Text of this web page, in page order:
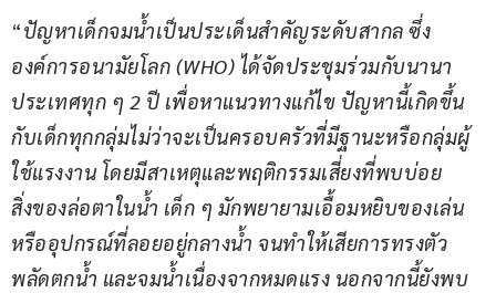
“ปัญหาเด็กจมน้ำเป็นประเด็นสำคัญระดับสากล ซึ่ง
องค์การอนามัยโลก (WHO) ได้จัดประชุมร่วมกับนานา
ประเทศทุก ๆ 2 ปี เพื่อหาแนวทางแก้ไข ปัญหานี้เกิดขึ้น
กับเด็กทุกกลุ่มไม่ว่าจะเป็นครอบครัวที่มีฐานะหรือกลุ่มผู้
ใช้แรงงาน โดยมีสาเหตุและพฤติกรรมเสี่ยงที่พบบ่อย
สิ่งของล่อตาในน้ำ เด็ก ๆ มักพยายามเอื้อมหยิบของเล่น
หรืออุปกรณ์ที่ลอยอยู่กลางน้ำ จนทำให้เสียการทรงตัว
พลัดตกน้ำ และจมน้ำเนื่องจากหมดแรง นอกจากนี้ยังพบ